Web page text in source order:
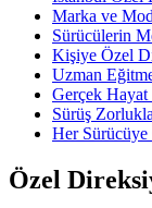
Marka ve
Sürücülerin
Kişiye Özel
Uzman
Gerçek
Sürüş
Her Sürücüye
Özel